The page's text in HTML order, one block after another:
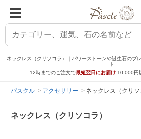
ネックレス（クリソコラ）｜パワーストーンや誕生石のブ
ト
12時までのご注文で最短翌日にお届け 10,000円
パスクル アクセサリー ネックレス（クリソ
ネックレス（クリソコラ）